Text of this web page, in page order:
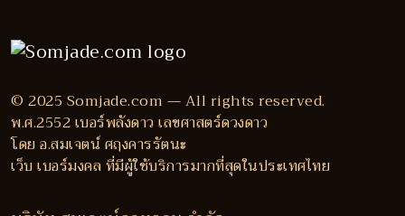
© 2025 Somjade.com — All rights reserved.
พ.ศ.2552 เบอร์พลังดาว เลขศาสตร์ดวงดาว
โดย อ.สมเจตน์ ศฤงคารรัตนะ
เว็บ เบอร์มงคล ที่มีผู้ใช้บริการมากที่สุดในประเทศไทย